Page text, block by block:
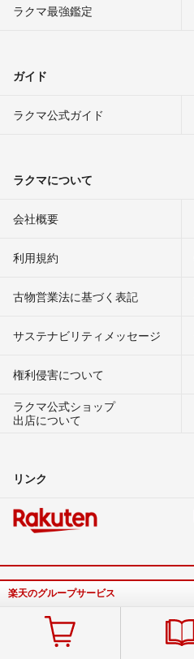
ラクマ最強鑑定
ガイド
ラクマ公式ガイド
ラクマについて
会社概要
利用規約
古物営業法に基づく表記
サステナビリティメッセージ
権利侵害について
ラクマ公式ショップ
出店について
リンク
楽天のグループサービス